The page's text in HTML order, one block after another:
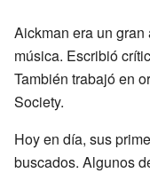
Aickman era un
música. Escribió
También trabajó en
Society.
Hoy en día, sus
buscados. Algunos